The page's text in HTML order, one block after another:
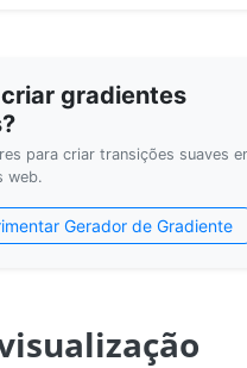
gradientes
para criar transições suaves
web.
Gerador de Gradiente